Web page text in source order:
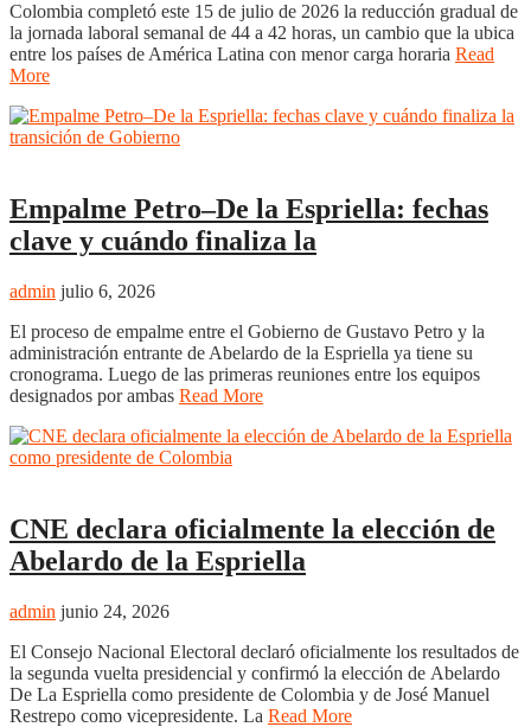
Colombia completó este 15 de julio de 2026 la reducción gradual de
la jornada laboral semanal de 44 a 42 horas, un cambio que la ubica
entre los países de América Latina con menor carga horaria Read
More
Empalme Petro–De la Espriella: fechas
clave y cuándo finaliza la
admin julio 6, 2026
El proceso de empalme entre el Gobierno de Gustavo Petro y la
administración entrante de Abelardo de la Espriella ya tiene su
cronograma. Luego de las primeras reuniones entre los equipos
designados por ambas Read More
CNE declara oficialmente la elección de
Abelardo de la Espriella
admin junio 24, 2026
El Consejo Nacional Electoral declaró oficialmente los resultados de
la segunda vuelta presidencial y confirmó la elección de Abelardo
De La Espriella como presidente de Colombia y de José Manuel
Restrepo como vicepresidente. La Read More